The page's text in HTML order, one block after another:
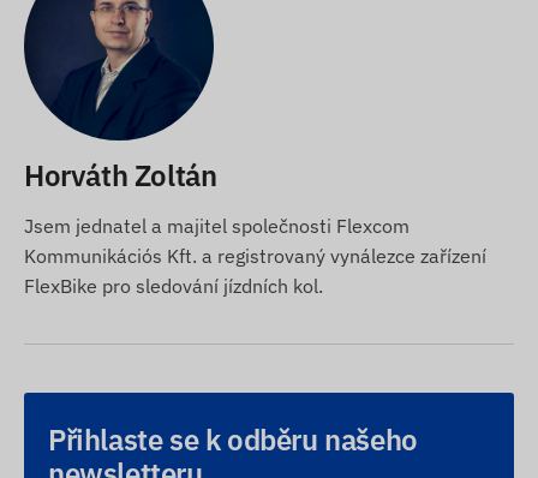
Horváth Zoltán
Jsem jednatel a majitel společnosti Flexcom
Kommunikációs Kft. a registrovaný vynálezce zařízení
FlexBike pro sledování jízdních kol.
Přihlaste se k odběru našeho